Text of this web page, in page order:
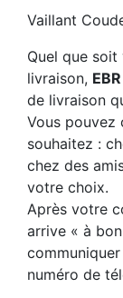
Vaillant
Quel que
livraison,
de livraison
Vous pouvez
souhaitez :
chez des
votre choix.
Après votre
arrive « à
numéro de